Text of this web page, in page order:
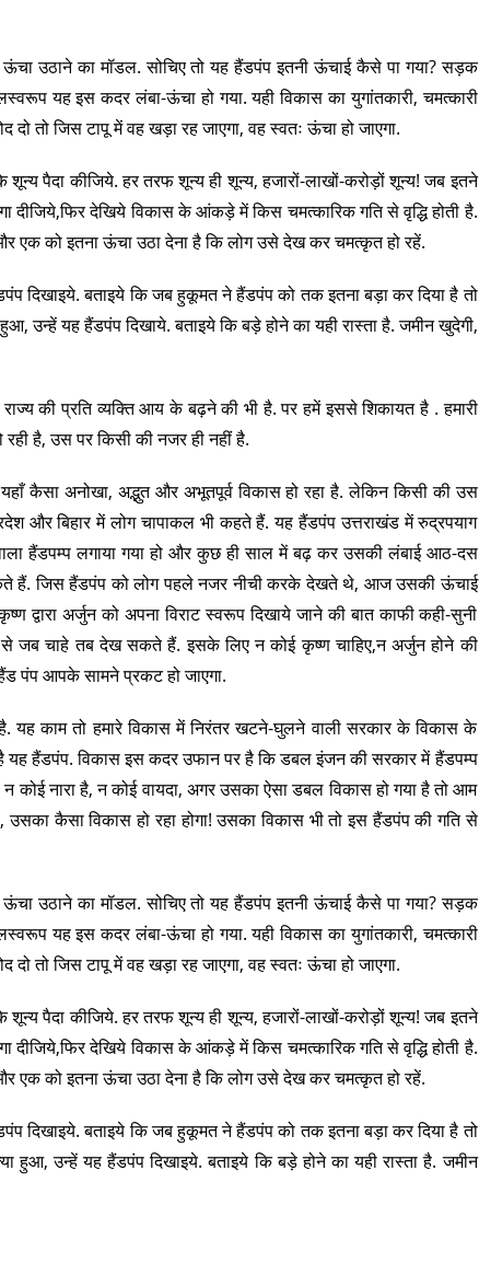
उठाने का मॉडल. सोचिए तो यह हैंडपंप इतनी ऊंचाई कैसे पा गया? सड़क
यह इस कदर लंबा-ऊंचा हो गया. यही विकास का युगांतकारी, चमत्कारी
तो जिस टापू में वह खड़ा रह जाएगा, वह स्वतः ऊंचा हो जाएगा.
पैदा कीजिये. हर तरफ शून्य ही शून्य, हजारों-लाखों-करोड़ों शून्य! जब इतने
देखिये विकास के आंकड़े में किस चमत्कारिक गति से वृद्धि होती है.
एक को इतना ऊंचा उठा देना है कि लोग उसे देख कर चमत्कृत हो रहें.
दिखाइये. बताइये कि जब हुकूमत ने हैंडपंप को तक इतना बड़ा कर दिया है तो
उन्हें यह हैंडपंप दिखाये. बताइये कि बड़े होने का यही रास्ता है. जमीन खुदेगी,
की प्रति व्यक्ति आय के बढ़ने की भी है. पर हमें इससे शिकायत है . हमारी
है, उस पर किसी की नजर ही नहीं है.
कैसा अनोखा, अद्भुत और अभूतपूर्व विकास हो रहा है. लेकिन किसी की उस
और बिहार में लोग चापाकल भी कहते हैं. यह हैंडपंप उत्तराखंड में रुद्रपयाग
हैंडपम्प लगाया गया हो और कुछ ही साल में बढ़ कर उसकी लंबाई आठ-दस
हैं. जिस हैंडपंप को लोग पहले नजर नीची करके देखते थे, आज उसकी ऊंचाई
द्वारा अर्जुन को अपना विराट स्वरूप दिखाये जाने की बात काफी कही-सुनी
जब चाहे तब देख सकते हैं. इसके लिए न कोई कृष्ण चाहिए,न अर्जुन होने की
पंप आपके सामने प्रकट हो जाएगा.
यह काम तो हमारे विकास में निरंतर खटने-घुलने वाली सरकार के विकास के
हैंडपंप. विकास इस कदर उफान पर है कि डबल इंजन की सरकार में हैंडपम्प
नारा है, न कोई वायदा, अगर उसका ऐसा डबल विकास हो गया है तो आम
कैसा विकास हो रहा होगा! उसका विकास भी तो इस हैंडपंप की गति से
उठाने का मॉडल. सोचिए तो यह हैंडपंप इतनी ऊंचाई कैसे पा गया? सड़क
यह इस कदर लंबा-ऊंचा हो गया. यही विकास का युगांतकारी, चमत्कारी
तो जिस टापू में वह खड़ा रह जाएगा, वह स्वतः ऊंचा हो जाएगा.
पैदा कीजिये. हर तरफ शून्य ही शून्य, हजारों-लाखों-करोड़ों शून्य! जब इतने
देखिये विकास के आंकड़े में किस चमत्कारिक गति से वृद्धि होती है.
एक को इतना ऊंचा उठा देना है कि लोग उसे देख कर चमत्कृत हो रहें.
दिखाइये. बताइये कि जब हुकूमत ने हैंडपंप को तक इतना बड़ा कर दिया है तो
हुआ, उन्हें यह हैंडपंप दिखाइये. बताइये कि बड़े होने का यही रास्ता है. जमीन